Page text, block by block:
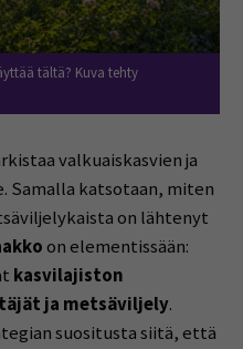
tältä? Kuva tehty
valkuaiskasvien ja
Samalla katsotaan, miten
on lähtenyt
on elementissään:
kasvilajiston
ja metsäviljely.
suositusta siitä, että